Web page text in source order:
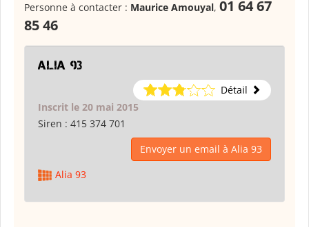
Personne à contacter : Maurice Amouyal, 01 64 67
85 46
Alia 93
Détail
Inscrit le 20 mai 2015
Siren : 415 374 701
Envoyer un email à Alia 93
Alia 93